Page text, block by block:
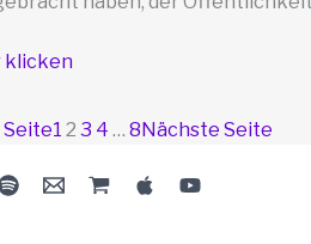
klicken
1 2 3 4 … 8Nächste Seite